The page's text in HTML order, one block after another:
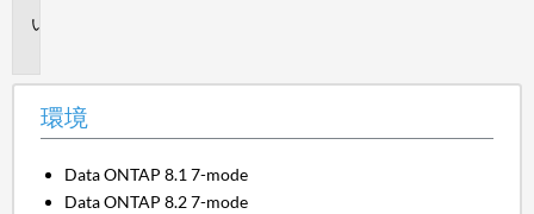
環境
Data ONTAP 8.1 7-mode
Data ONTAP 8.2 7-mode